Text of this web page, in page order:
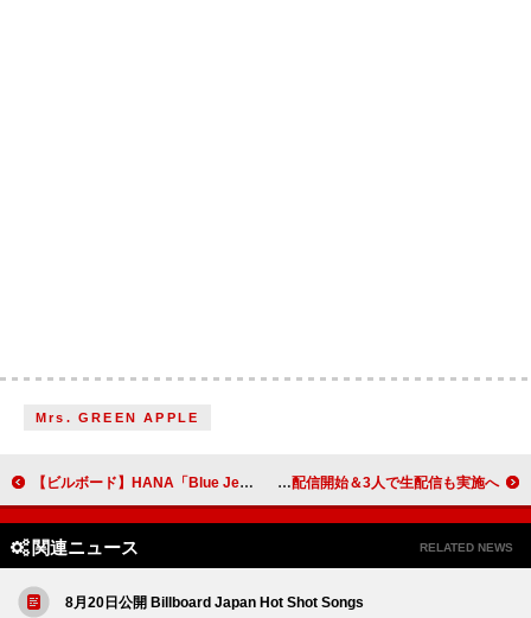
Mrs. GREEN APPLE
【ビルボード】HANA「Blue Jeans」ストリーミング・ソング5連覇 ミセス「夏の影」初登場3位 崎山蒼志×Mega Shinnosuke×紫 今、コラボ曲「人生ゲーム」配信開始＆3人で生配信も実施へ
関連ニュース RELATED NEWS
8月20日公開 Billboard Japan Hot Shot Songs